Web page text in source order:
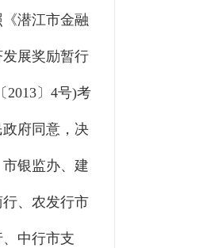
潜江市金融
展奖励暂行
2013〕4号)考
府同意，决
银监办、建
、农发行市
中行市支